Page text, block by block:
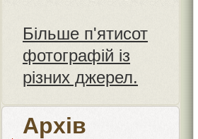
Більше п'ятисот
фотографій із
різних джерел.
Архів